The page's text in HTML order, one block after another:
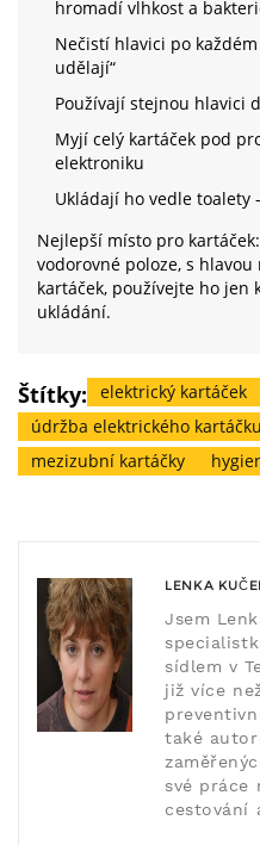
hromadí vlhkost a
Nečistí hlavici po
udělají“
Používají stejnou hlavici
Myjí celý kartáček pod
elektroniku
Ukládají ho vedle toalety
Nejlepší místo pro
vodorovné poloze, s
kartáček, používejte ho jen
ukládání.
Štítky:
elektrický kartáček
údržba elektrického kartáčku
mezizubní kartáčky
LENKA
Jsem
sídlem v
již více
také
své práce
cestování